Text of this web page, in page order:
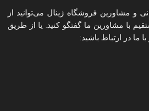
و مشاورین فروشگاه ژینال می‌توانید از
با مشاورین ما گفتگو کنید. یا از طریق
ما در ارتباط باشید: